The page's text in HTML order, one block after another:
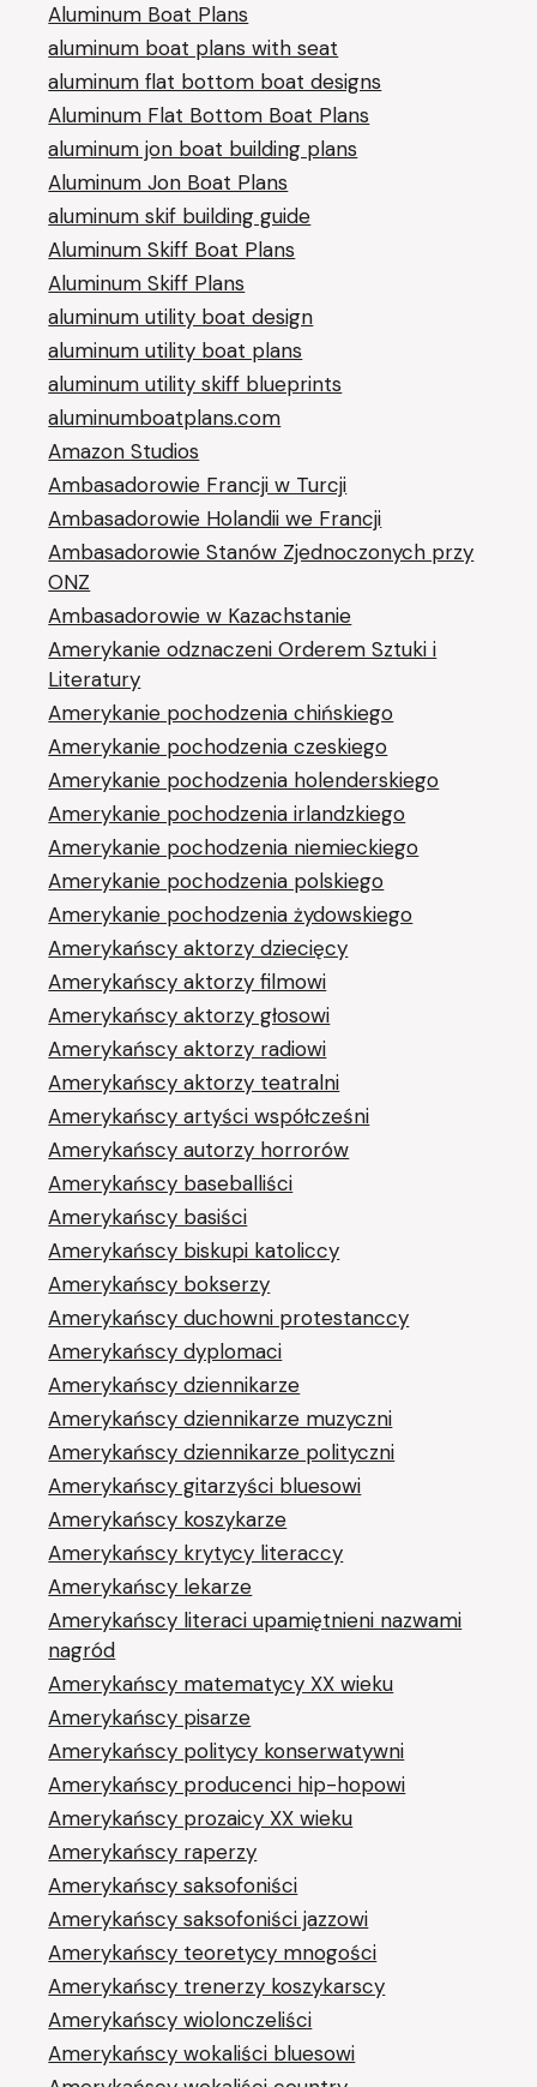
Aluminum Boat Plans
aluminum boat plans with seat
aluminum flat bottom boat designs
Aluminum Flat Bottom Boat Plans
aluminum jon boat building plans
Aluminum Jon Boat Plans
aluminum skif building guide
Aluminum Skiff Boat Plans
Aluminum Skiff Plans
aluminum utility boat design
aluminum utility boat plans
aluminum utility skiff blueprints
aluminumboatplans.com
Amazon Studios
Ambasadorowie Francji w Turcji
Ambasadorowie Holandii we Francji
Ambasadorowie Stanów Zjednoczonych przy
ONZ
Ambasadorowie w Kazachstanie
Amerykanie odznaczeni Orderem Sztuki i
Literatury
Amerykanie pochodzenia chińskiego
Amerykanie pochodzenia czeskiego
Amerykanie pochodzenia holenderskiego
Amerykanie pochodzenia irlandzkiego
Amerykanie pochodzenia niemieckiego
Amerykanie pochodzenia polskiego
Amerykanie pochodzenia żydowskiego
Amerykańscy aktorzy dziecięcy
Amerykańscy aktorzy filmowi
Amerykańscy aktorzy głosowi
Amerykańscy aktorzy radiowi
Amerykańscy aktorzy teatralni
Amerykańscy artyści współcześni
Amerykańscy autorzy horrorów
Amerykańscy baseballiści
Amerykańscy basiści
Amerykańscy biskupi katoliccy
Amerykańscy bokserzy
Amerykańscy duchowni protestanccy
Amerykańscy dyplomaci
Amerykańscy dziennikarze
Amerykańscy dziennikarze muzyczni
Amerykańscy dziennikarze polityczni
Amerykańscy gitarzyści bluesowi
Amerykańscy koszykarze
Amerykańscy krytycy literaccy
Amerykańscy lekarze
Amerykańscy literaci upamiętnieni nazwami
nagród
Amerykańscy matematycy XX wieku
Amerykańscy pisarze
Amerykańscy politycy konserwatywni
Amerykańscy producenci hip-hopowi
Amerykańscy prozaicy XX wieku
Amerykańscy raperzy
Amerykańscy saksofoniści
Amerykańscy saksofoniści jazzowi
Amerykańscy teoretycy mnogości
Amerykańscy trenerzy koszykarscy
Amerykańscy wiolonczeliści
Amerykańscy wokaliści bluesowi